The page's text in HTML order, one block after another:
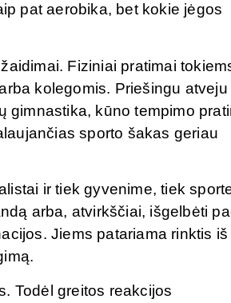
pat aerobika, bet kokie jėgos
Fiziniai pratimai
kolegomis. Priešingu atveju
gimnastika, kūno tempimo
sporto šakas geriau
ir tiek gyvenime, tiek
arba, atvirkščiai, išgelbėti
Jiems patariama rinktis iš
Todėl greitos reakcijos